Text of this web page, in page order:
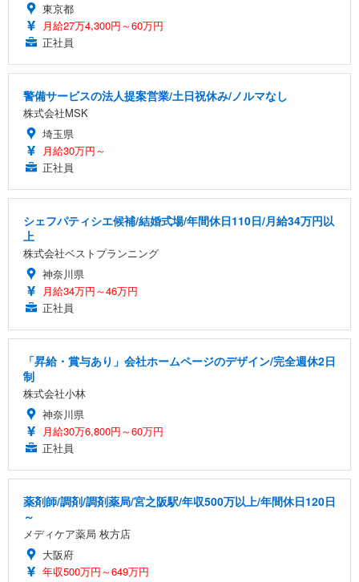
東京都
月給27万4,300円～60万円
正社員
警備サービスの法人提案営業/土日祝休み/ノルマなし
株式会社MSK
埼玉県
月給30万円～
正社員
シェフパティシエ候補/結婚式場/年間休日110日/月給34万円以
上
株式会社ベストプランニング
神奈川県
月給34万円～46万円
正社員
「昇給・賞与あり」会社ホームページのデザイン/完全週休2日
制
株式会社小林
神奈川県
月給30万6,800円～60万円
正社員
薬剤師/調剤/調剤薬局/宮之阪駅/年収500万以上/年間休日120日
～
メディケア薬局 枚方店
大阪府
年収500万円～649万円